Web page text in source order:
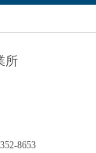
所
8653